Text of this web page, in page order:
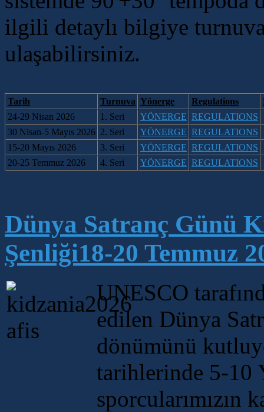
ilgili detaylı bilgiye
ulaşabilirsiniz.
Tarih Turnuva Yönerge Regulations
24-29 Nisan 2026
1. Seri YÖNERGE REGULATIONS
30 Nisan-5 Mayıs 2026 2. Seri YÖNERGE REGULATIONS
15-20 Mayıs 2026
3. Seri YÖNERGE REGULATIONS
20-25 Temmuz 2026
4. Seri YÖNERGE REGULATIONS
Dünya Satranç Günü
Şenliği18-20 Temmuz
UNESCO
edilen Dünya
dönümünü
tarihlerinde 5-10
sporcularımızın